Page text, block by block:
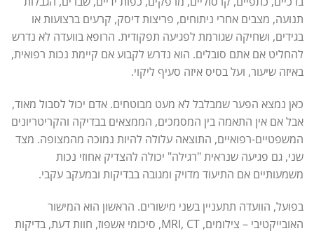
תנועה, מצבים אחרי ניתוחים, פריצות דיסק, קרעים ברצועות או
בגידים, ושחיקה שגורמת לפגיעה תפקודית. הרופא בוועדה לא נדרש
להחליט אם אתם סובלים. הוא נדרש לקבוע אם קיימת נכות רפואית,
באיזה שיעור, ועל בסיס איזה סעיף ליקוי.
כאן נמצא הפער שמבלבל לא מעט מבוטחים. אדם יכול לסבול מאוד,
אבל אם אין התאמה בין המסמכים, הממצאים בבדיקה והקריטריונים
המשפטיים-רפואיים, התוצאה עלולה להיות נמוכה מהמצופה. מצד
שני, גם פגיעה שנראית "רגילה" יכולה להצדיק אחוזי נכות
משמעותיים אם התיעוד מדויק ומגובה בבדיקות ובמעקב עקבי.
בפועל, הוועדה תתעניין בשני מישורים. הראשון הוא המישור
האובייקטיבי – צילומים, MRI, CT, סיכומי אשפוז, חוות דעת, בדיקות